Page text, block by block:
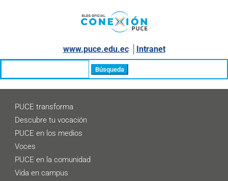
www.puce.edu.ec│ Intranet
PUCE transforma
Descubre tu vocación
PUCE en los medios
Voces
PUCE en la comunidad
Vida en campus